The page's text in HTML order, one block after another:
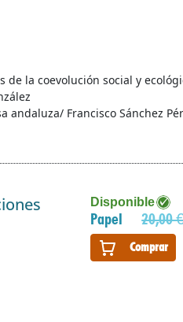
de la coevolución social y
andaluza/ Francisco Sánchez
Disponible
Papel 20,00
Comprar